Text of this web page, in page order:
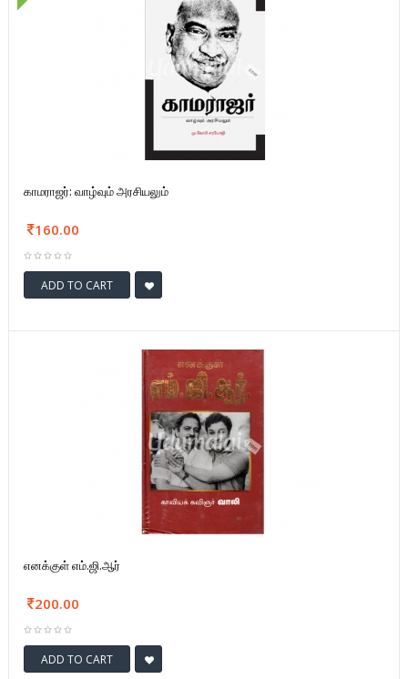
காமராஜர்: வாழ்வும் அரசியலும்
160.00
ADD TO CART
எனக்குள் எம்.ஜி.ஆர்
200.00
ADD TO CART